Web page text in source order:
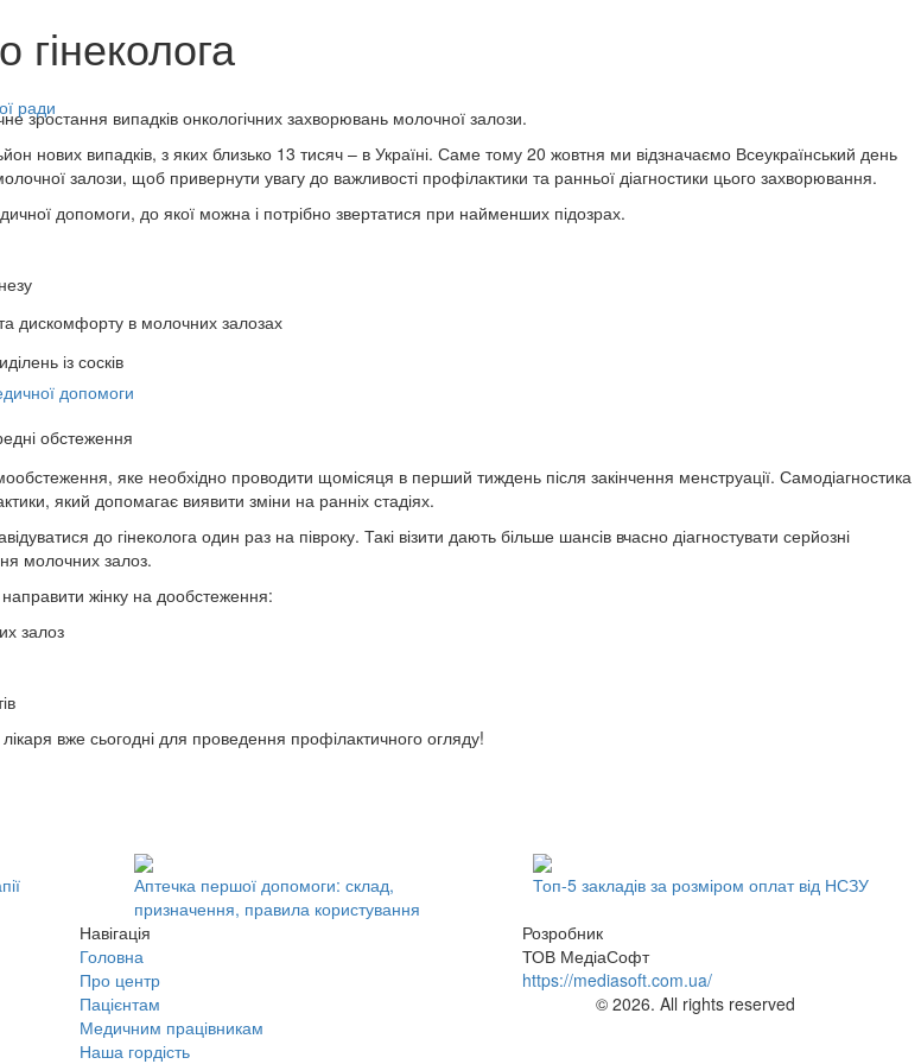
ради
допомоги
гінеколога
зростання випадків онкологічних захворювань молочної залози.
нових випадків, з яких близько 13 тисяч – в Україні. Саме тому 20 жовтня ми відзначаємо Всеукраїнський день
залози, щоб привернути увагу до важливості профілактики та ранньої діагностики цього захворювання.
допомоги, до якої можна і потрібно звертатися при найменших підозрах.
дискомфорту в молочних залозах
із сосків
обстеження
яке необхідно проводити щомісяця в перший тиждень після закінчення менструації. Самодіагностика
який допомагає виявити зміни на ранніх стадіях.
до гінеколога один раз на півроку. Такі візити дають більше шансів вчасно діагностувати серйозні
молочних залоз.
жінку на дообстеження:
залоз
вже сьогодні для проведення профілактичного огляду!
Аптечка першої допомоги: склад,
призначення, правила користування
Топ-5 закладів за розміром оплат від НСЗУ
Навігація
Головна
Про центр
Пацієнтам
Медичним працівникам
Наша гордість
Розробник
ТОВ МедіаСофт
https://mediasoft.com.ua/
© 2026. All rights reserved